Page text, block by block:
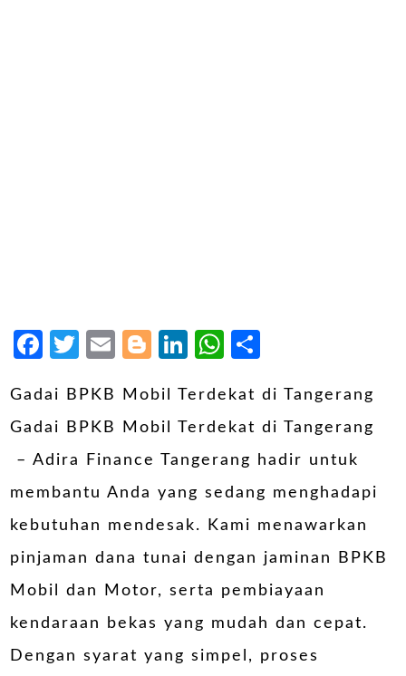
Facebook
Twitter
EmailBlogger
LinkedIn
WhatsApp
Gadai BPKB Mobil Terdekat di Tangerang
Gadai BPKB Mobil Terdekat di Tangerang
– Adira Finance Tangerang hadir untuk
membantu Anda yang sedang menghadapi
kebutuhan mendesak. Kami menawarkan
pinjaman dana tunai dengan jaminan BPKB
Mobil dan Motor, serta pembiayaan
kendaraan bekas yang mudah dan cepat.
Dengan syarat yang simpel, proses